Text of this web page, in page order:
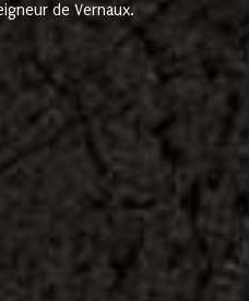
de Vernaux.